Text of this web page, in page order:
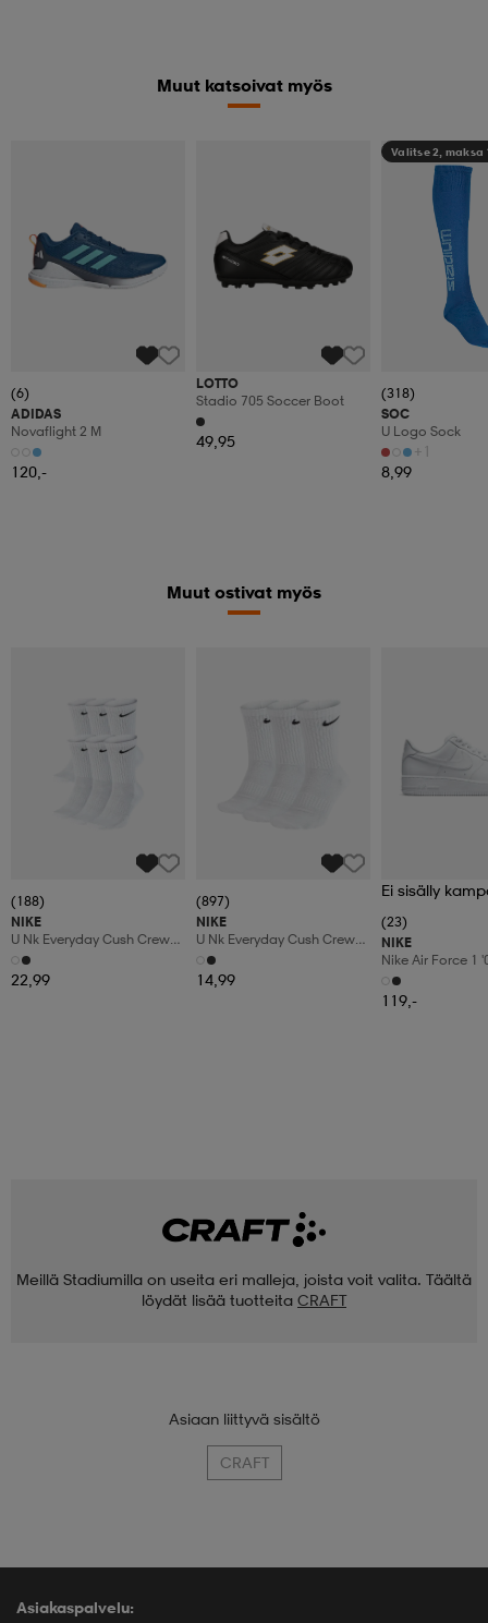
Muut katsoivat myös
(6)
ADIDAS
Novaflight 2 M
120,-
LOTTO
Stadio 705 Soccer Boot
49,95
Valitse 2, maksa
(318)
SOC
U Logo Sock
+1
8,99
Muut ostivat myös
(188)
NIKE
U Nk Everyday Cush Crew
6pr-Bd
22,99
(897)
NIKE
U Nk Everyday Cush Crew
3pr
14,99
Ei sisälly
(23)
NIKE
Nike Air Force 1
Shoes
119,-
Meillä Stadiumilla on useita eri malleja, joista voit valita. Täältä
löydät lisää tuotteita CRAFT
Asiaan liittyvä sisältö
CRAFT
Asiakaspalvelu: